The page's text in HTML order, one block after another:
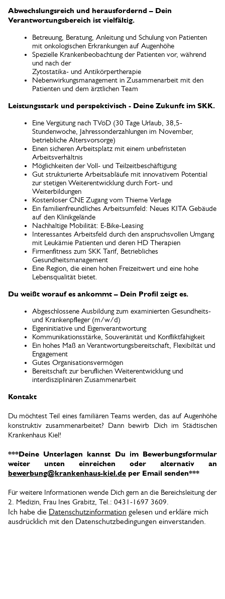
Abwechslungsreich und herausfordernd – Dein
Verantwortungsbereich ist vielfältig.
Betreuung, Beratung, Anleitung und Schulung von Patienten
mit onkologischen Erkrankungen auf Augenhöhe
Spezielle Krankenbeobachtung der Patienten vor, während
und nach der
Zytostatika- und Antikörpertherapie
Nebenwirkungsmanagement in Zusammenarbeit mit den
Patienten und dem ärztlichen Team
Leistungsstark und perspektivisch - Deine Zukunft im SKK.
Eine Vergütung nach TVöD (30 Tage Urlaub, 38,5-
Stundenwoche, Jahressonderzahlungen im November,
betriebliche Altersvorsorge)
Einen sicheren Arbeitsplatz mit einem unbefristeten
Arbeitsverhältnis
Möglichkeiten der Voll- und Teilzeitbeschäftigung
Gut strukturierte Arbeitsabläufe mit innovativem Potential
zur stetigen Weiterentwicklung durch Fort- und
Weiterbildungen
Kostenloser CNE Zugang vom Thieme Verlage
Ein familienfreundliches Arbeitsumfeld: Neues KITA Gebäude
auf den Klinikgelände
Nachhaltige Mobilität: E-Bike-Leasing
Interessantes Arbeitsfeld durch den anspruchsvollen Umgang
mit Leukämie Patienten und deren HD Therapien
Firmenfitness zum SKK Tarif, Betriebliches
Gesundheitsmanagement
Eine Region, die einen hohen Freizeitwert und eine hohe
Lebensqualität bietet.
Du weißt worauf es ankommt – Dein Profil zeigt es.
Abgeschlossene Ausbildung zum examinierten Gesundheits-
und Krankenpfleger (m/w/d)
Eigeninitiative und Eigenverantwortung
Kommunikationsstärke, Souveränität und Konfliktfähigkeit
Ein hohes Maß an Verantwortungsbereitschaft, Flexibiltät und
Engagement
Gutes Organisationsvermögen
Bereitschaft zur beruflichen Weiterentwicklung und
interdisziplinären Zusammenarbeit
Kontakt
Du möchtest Teil eines familiären Teams werden, das auf Augenhöhe
konstruktiv zusammenarbeitet? Dann bewirb Dich im Städtischen
Krankenhaus Kiel!
***Deine Unterlagen kannst Du im Bewerbungsformular
weiter unten einreichen oder alternativ an
bewerbung@krankenhaus-kiel.de per Email senden***
Für weitere Informationen wende Dich gern an die Bereichsleitung der
2. Medizin, Frau Ines Grabitz, Tel.: 0431-1697 3609.
Ich habe die Datenschutzinformation gelesen und erkläre mich
ausdrücklich mit den Datenschutzbedingungen einverstanden.